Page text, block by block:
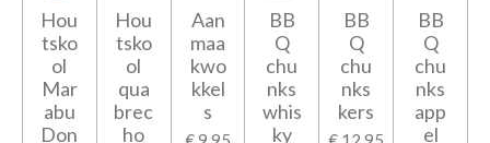
Hou
tsko
ol
Mar
abu
Don
Hou
tsko
ol
qua
brec
ho
Aan
maa
kwo
kkel
s
BB
Q
chu
nks
whis
ky
BB
Q
chu
nks
kers
BB
Q
chu
nks
app
el